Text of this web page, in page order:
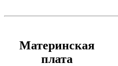
Материнская
плата